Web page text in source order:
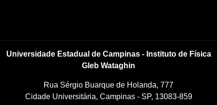
Universidade Estadual de Campinas - Instituto de Física
Gleb Wataghin
Rua Sérgio Buarque de Holanda, 777
Cidade Universitária, Campinas - SP, 13083-859